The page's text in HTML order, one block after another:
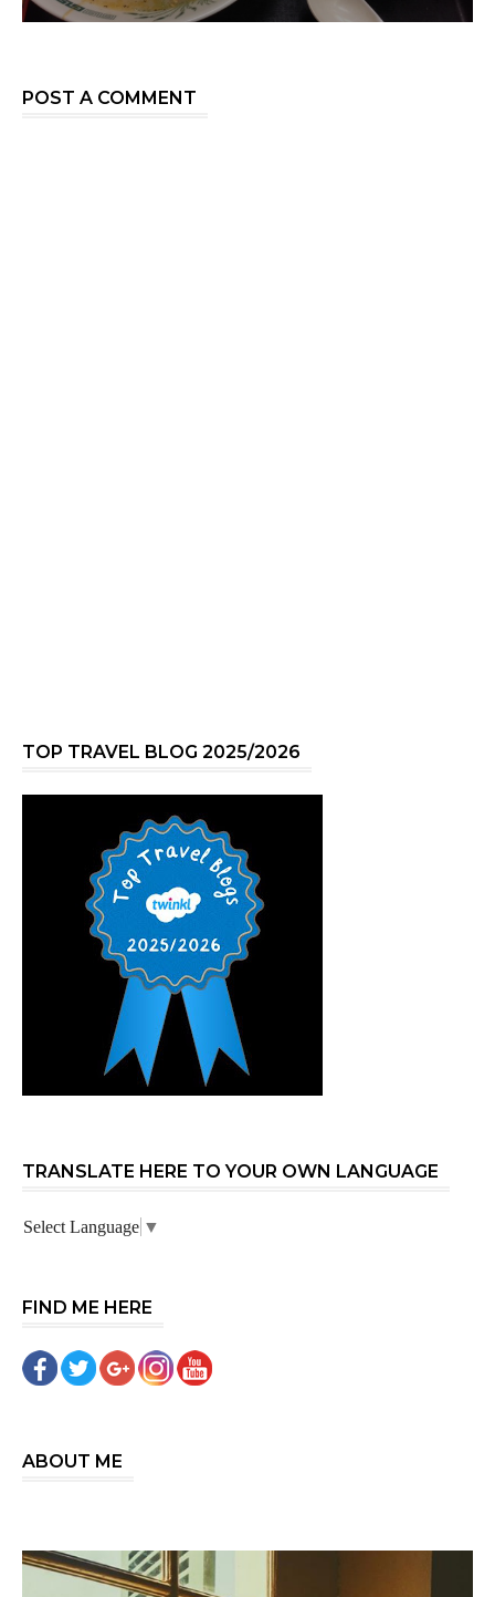
POST A COMMENT
TOP TRAVEL BLOG 2025/2026
TRANSLATE HERE TO YOUR OWN LANGUAGE
Select Language ▼
FIND ME HERE
ABOUT ME